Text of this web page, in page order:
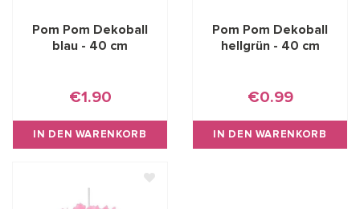
Pom Pom Dekoball
blau - 40 cm
€1.90
IN DEN WARENKORB
Pom Pom Dekoball
hellgrün - 40 cm
€0.99
IN DEN WARENKORB